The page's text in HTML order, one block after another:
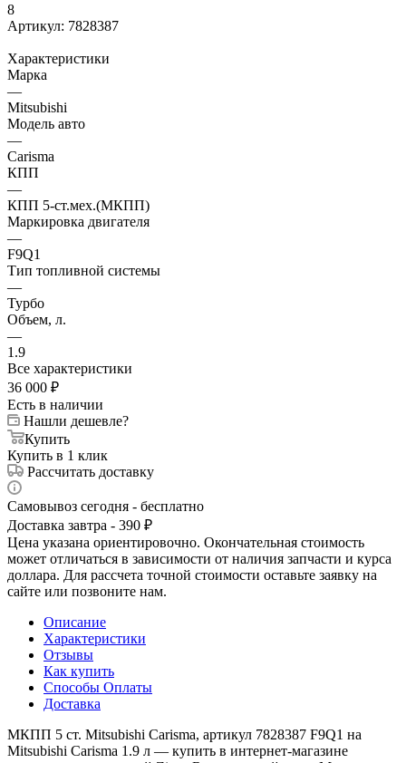
8
Артикул: 7828387
Характеристики
Марка
—
Mitsubishi
Модель авто
—
Carisma
КПП
—
КПП 5-ст.мех.(МКПП)
Маркировка двигателя
—
F9Q1
Тип топливной системы
—
Турбо
Объем, л.
—
1.9
Все характеристики
36 000 ₽
Есть в наличии
Нашли дешевле?
Купить
Купить в 1 клик
Рассчитать доставку
Самовывоз сегодня - бесплатно
Доставка завтра - 390 ₽
Цена указана ориентировочно. Окончательная стоимость
может отличаться в зависимости от наличия запчасти и курса
доллара. Для рассчета точной стоимости оставьте заявку на
сайте или позвоните нам.
Описание
Характеристики
Отзывы
Как купить
Способы Оплаты
Доставка
МКПП 5 ст. Mitsubishi Carisma, артикул 7828387 F9Q1 на
Mitsubishi Carisma 1.9 л — купить в интернет-магазине